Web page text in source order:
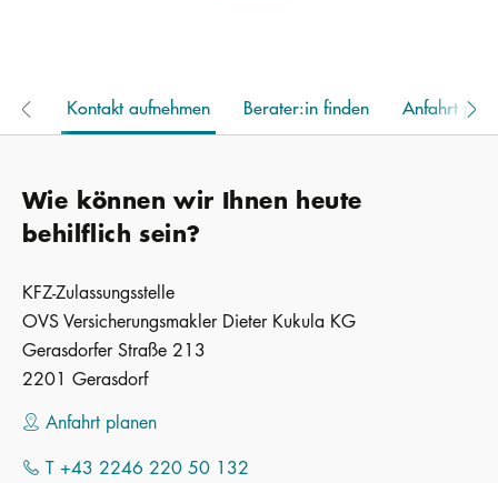
Kontakt aufnehmen Berater:in finden Anfahrt
Wie können wir Ihnen heute
behilflich sein?
KFZ-Zulassungsstelle
OVS Versicherungsmakler Dieter Kukula KG
Gerasdorfer Straße 213
2201 Gerasdorf
Anfahrt planen
T +43 2246 220 50 132